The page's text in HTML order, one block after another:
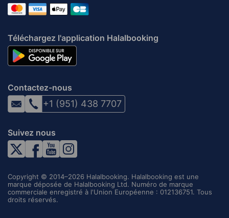
Téléchargez l'application Halalbooking
Contactez-nous
+1 (951) 438 7707
Suivez nous
Copyright © 2014–2026 Halalbooking. Halalbooking est une
marque déposée de Halalbooking Ltd. Numéro de marque
commerciale enregistré à l'Union Européenne : 012136751. Tous
droits réservés.